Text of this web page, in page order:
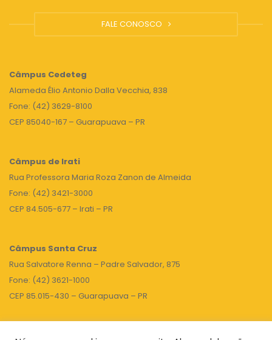
FALE CONOSCO
Câmpus Cedeteg
Alameda Élio Antonio Dalla Vecchia, 838
Fone: (42) 3629-8100
CEP 85040-167 – Guarapuava – PR
Câmpus de Irati
Rua Professora Maria Roza Zanon de Almeida
Fone: (42) 3421-3000
CEP 84.505-677 – Irati – PR
Câmpus Santa Cruz
Rua Salvatore Renna – Padre Salvador, 875
Fone: (42) 3621-1000
CEP 85.015-430 – Guarapuava – PR